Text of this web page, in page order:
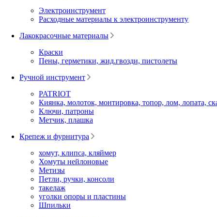
Электроинструмент
Расходные материалы к электроинструменту
Лакокрасочные материалы
Краски
Пены, герметики, жид.гвозди, пистолеты
Ручной инструмент
PATRIOT
Киянка, молоток, монтировка, топор, лом, лопата,
Ключи, патроны
Метчик, плашка
Крепеж и фурнитура
хомут, клипса, кляймер
Хомуты нейлоновые
Метизы
Петли, ручки, консоли
такелаж
уголки опоры и пластины
Шпильки